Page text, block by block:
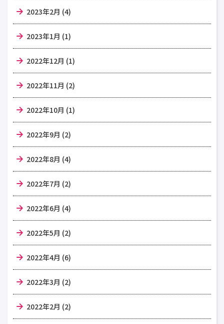
2023年2月 (4)
2023年1月 (1)
2022年12月 (1)
2022年11月 (2)
2022年10月 (1)
2022年9月 (2)
2022年8月 (4)
2022年7月 (2)
2022年6月 (4)
2022年5月 (2)
2022年4月 (6)
2022年3月 (2)
2022年2月 (2)